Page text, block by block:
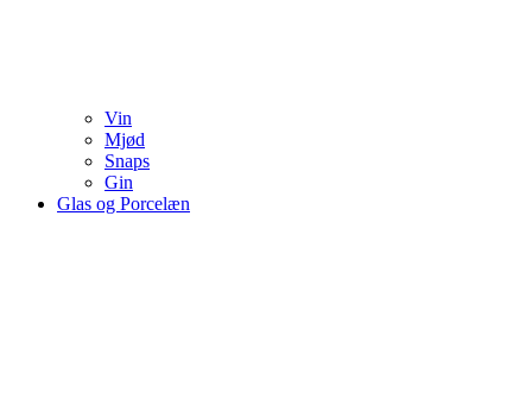
Vin
Mjød
Snaps
Gin
Glas og Porcelæn